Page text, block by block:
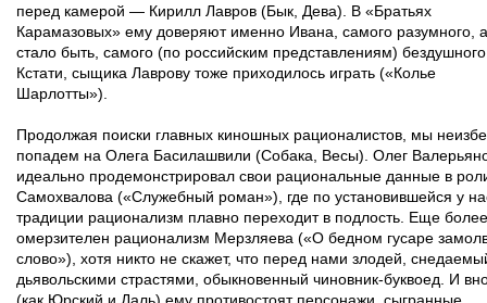
перед камерой — Кирилл Лавров (Бык, Дева). В «Братьях
Карамазовых» ему доверяют именно Ивана, самого разумного, а
стало быть, самого (по российским представлениям)
Кстати, сыщика Лаврову тоже приходилось играть («Колье
Шарлотты»).
Продолжая поиски главных киношных рационалистов, мы
попадем на Олега Басилашвили (Собака, Весы). Олег
идеально продемонстрировал свои рациональные данные в
Самохвалова («Служебный роман»), где по установившейся у
традиции рационализм плавно переходит в подлость. Еще более
омерзителен рационализм Мерзляева («О бедном гусаре
слово»), хотя никто не скажет, что перед нами злодей,
дьявольскими страстями, обыкновенный чиновник-буквоед. И